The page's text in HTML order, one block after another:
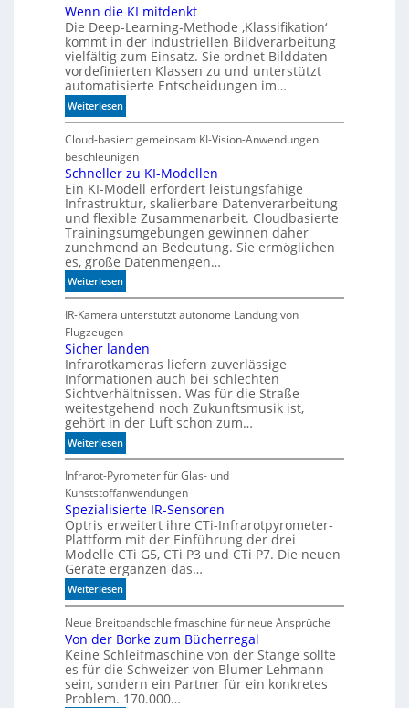
Wenn die KI mitdenkt
Die Deep-Learning-Methode ‚Klassifikation‘
kommt in der industriellen Bildverarbeitung
vielfältig zum Einsatz. Sie ordnet Bilddaten
vordefinierten Klassen zu und unterstützt
automatisierte Entscheidungen im…
Weiterlesen:
W
e
n
n
d
i
e
K
I
m
i
t
d
e
n
k
t
Cloud-basiert gemeinsam KI-Vision-Anwendungen
beschleunigen
Schneller zu KI-Modellen
Ein KI-Modell erfordert leistungsfähige
Infrastruktur, skalierbare Datenverarbeitung
und flexible Zusammenarbeit. Cloudbasierte
Trainingsumgebungen gewinnen daher
zunehmend an Bedeutung. Sie ermöglichen
es, große Datenmengen…
Weiterlesen:
S
c
h
n
e
l
l
e
r
z
u
K
I
-
M
o
d
e
l
l
e
n
IR-Kamera unterstützt autonome Landung von
Flugzeugen
Sicher landen
Infrarotkameras liefern zuverlässige
Informationen auch bei schlechten
Sichtverhältnissen. Was für die Straße
weitestgehend noch Zukunftsmusik ist,
gehört in der Luft schon zum…
Weiterlesen:
S
i
c
h
e
r
l
a
n
d
e
n
Infrarot-Pyrometer für Glas- und
Kunststoffanwendungen
Spezialisierte IR-Sensoren
Optris erweitert ihre CTi-Infrarotpyrometer-
Plattform mit der Einführung der drei
Modelle CTi G5, CTi P3 und CTi P7. Die neuen
Geräte ergänzen das…
Weiterlesen:
S
p
e
z
a
Neue Breitbandschleifmaschine für neue Ansprüche
Von der Borke zum Bücherregal
Keine Schleifmaschine von der Stange sollte
es für die Schweizer von Blumer Lehmann
sein, sondern ein Partner für ein konkretes
Problem. 170.000…